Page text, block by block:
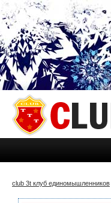
club 3t клуб единомышленников